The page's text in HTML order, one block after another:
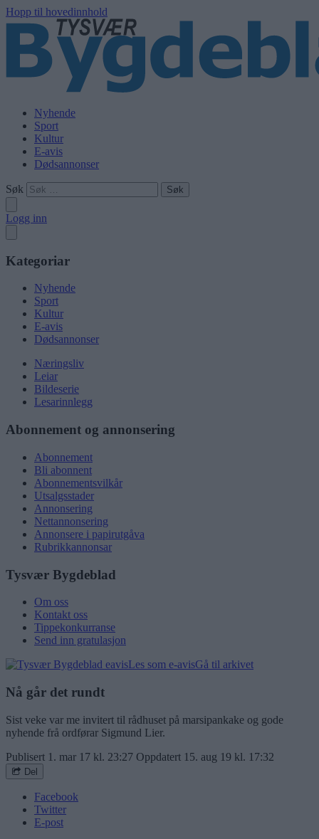
Hopp til hovedinnhold
Nyhende
Sport
Kultur
E-avis
Dødsannonser
Søk
Logg inn
Kategoriar
Nyhende
Sport
Kultur
E-avis
Dødsannonser
Næringsliv
Leiar
Bildeserie
Lesarinnlegg
Abonnement og annonsering
Abonnement
Bli abonnent
Abonnementsvilkår
Utsalgsstader
Annonsering
Nettannonsering
Annonsere i papirutgåva
Rubrikkannonsar
Tysvær Bygdeblad
Om oss
Kontakt oss
Tippekonkurranse
Send inn gratulasjon
Les som e-avisGå til arkivet
Nå går det rundt
Sist veke var me invitert til rådhuset på marsipankake og gode
nyhende frå ordførar Sigmund Lier.
Publisert 1. mar 17 kl. 23:27 Oppdatert 15. aug 19 kl. 17:32
Del
Facebook
Twitter
E-post